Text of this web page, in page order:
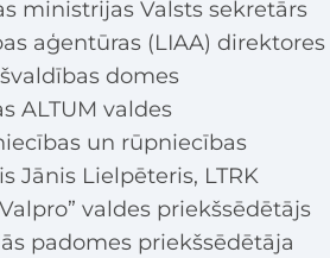
ministrijas Valsts sekretārs
aģentūras (LIAA) direktores
domes
ALTUM valdes
un rūpniecības
Jānis Lielpēteris, LTRK
valdes priekšsēdētājs
padomes priekšsēdētāja